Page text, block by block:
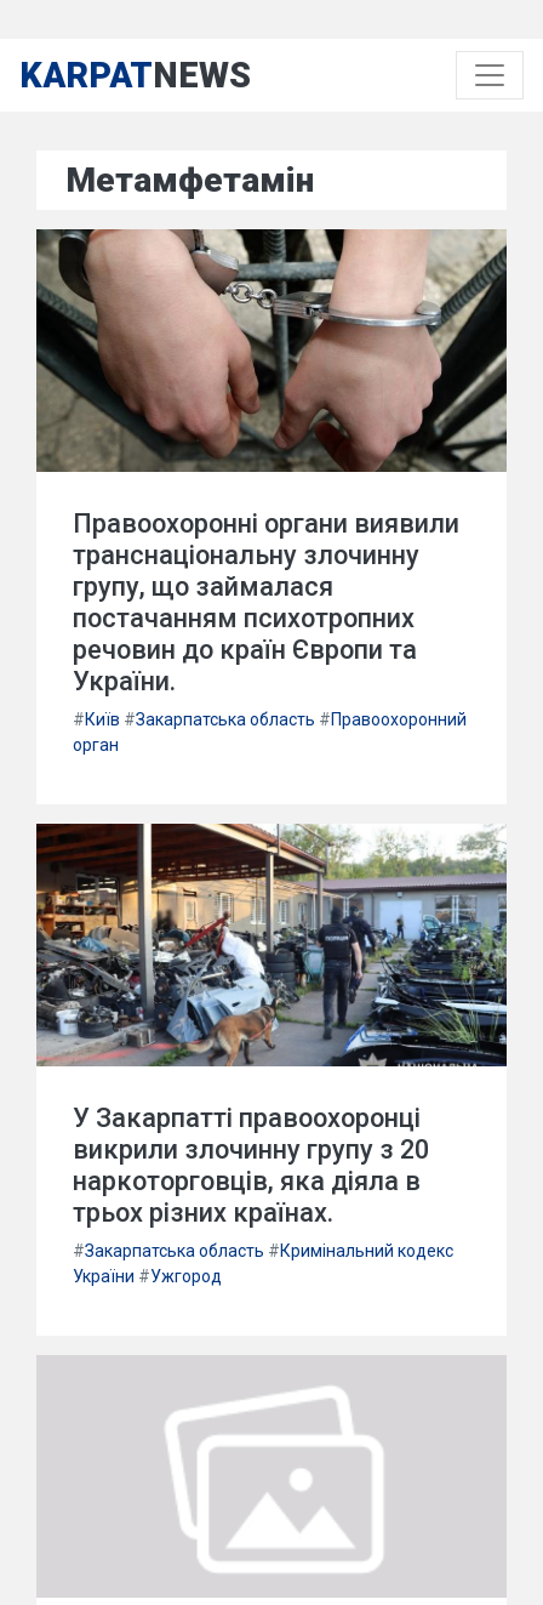
KARPATNEWS
Метамфетамін
Правоохоронні органи виявили
транснаціональну злочинну
групу, що займалася
постачанням психотропних
речовин до країн Європи та
України.
#Київ #Закарпатська область #Правоохоронний
орган
У Закарпатті правоохоронці
викрили злочинну групу з 20
наркоторговців, яка діяла в
трьох різних країнах.
#Закарпатська область #Кримінальний кодекс
України #Ужгород